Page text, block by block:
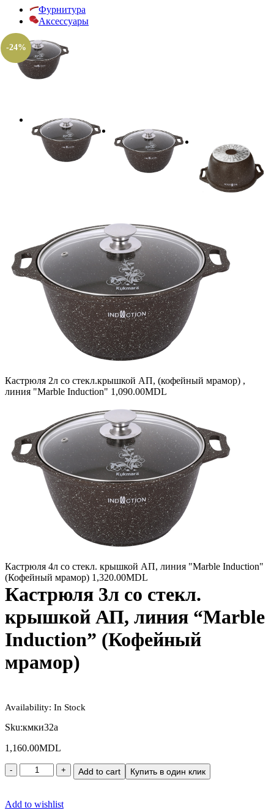
Фурнитура
Аксессуары
Кастрюля 2л со стекл.крышкой АП, (кофейный мрамор) ,
линия "Marble Induction" 1,090.00MDL
Кастрюля 4л со стекл. крышкой АП, линия "Marble Induction"
(Кофейный мрамор) 1,320.00MDL
Кастрюля 3л со стекл.
крышкой АП, линия “Marble
Induction” (Кофейный
мрамор)
Availability: In Stock
Sku:кмки32а
1,160.00MDL
Add to cart Купить в один клик
Add to wishlist
-24%